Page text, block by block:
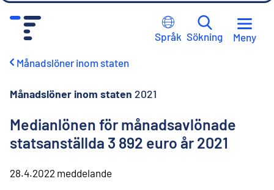
Språk Sökning Meny
Månadslöner inom staten
Månadslöner inom staten 2021
Medianlönen för månadsavlönade
statsanställda 3 892 euro år 2021
28.4.2022 meddelande